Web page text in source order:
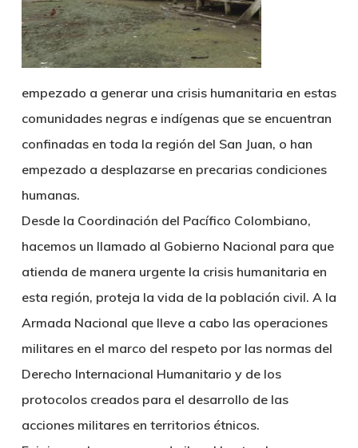
empezado a generar una crisis humanitaria en estas
comunidades negras e indígenas que se encuentran
confinadas en toda la región del San Juan, o han
empezado a desplazarse en precarias condiciones
humanas.
Desde la Coordinación del Pacífico Colombiano,
hacemos un llamado al Gobierno Nacional para que
atienda de manera urgente la crisis humanitaria en
esta región, proteja la vida de la población civil. A la
Armada Nacional que lleve a cabo las operaciones
militares en el marco del respeto por las normas del
Derecho Internacional Humanitario y de los
protocolos creados para el desarrollo de las
acciones militares en territorios étnicos.